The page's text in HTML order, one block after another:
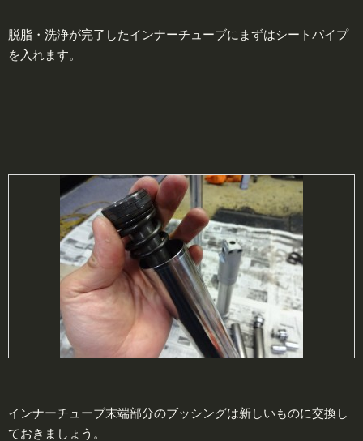
脱脂・洗浄が完了したインナーチューブにまずはシートパイプ
を入れます。
インナーチューブ末端部分のブッシングは新しいものに交換し
ておきましょう。